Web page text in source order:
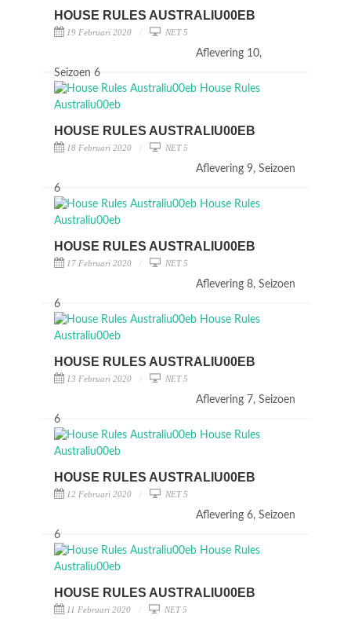
HOUSE RULES AUSTRALIU00EB
19 Februari 2020 NET 5
Aflevering 10,
Seizoen 6
HOUSE RULES AUSTRALIU00EB
18 Februari 2020 NET 5
Aflevering 9, Seizoen
6
HOUSE RULES AUSTRALIU00EB
17 Februari 2020 NET 5
Aflevering 8, Seizoen
6
HOUSE RULES AUSTRALIU00EB
13 Februari 2020 NET 5
Aflevering 7, Seizoen
6
HOUSE RULES AUSTRALIU00EB
12 Februari 2020 NET 5
Aflevering 6, Seizoen
6
HOUSE RULES AUSTRALIU00EB
11 Februari 2020 NET 5